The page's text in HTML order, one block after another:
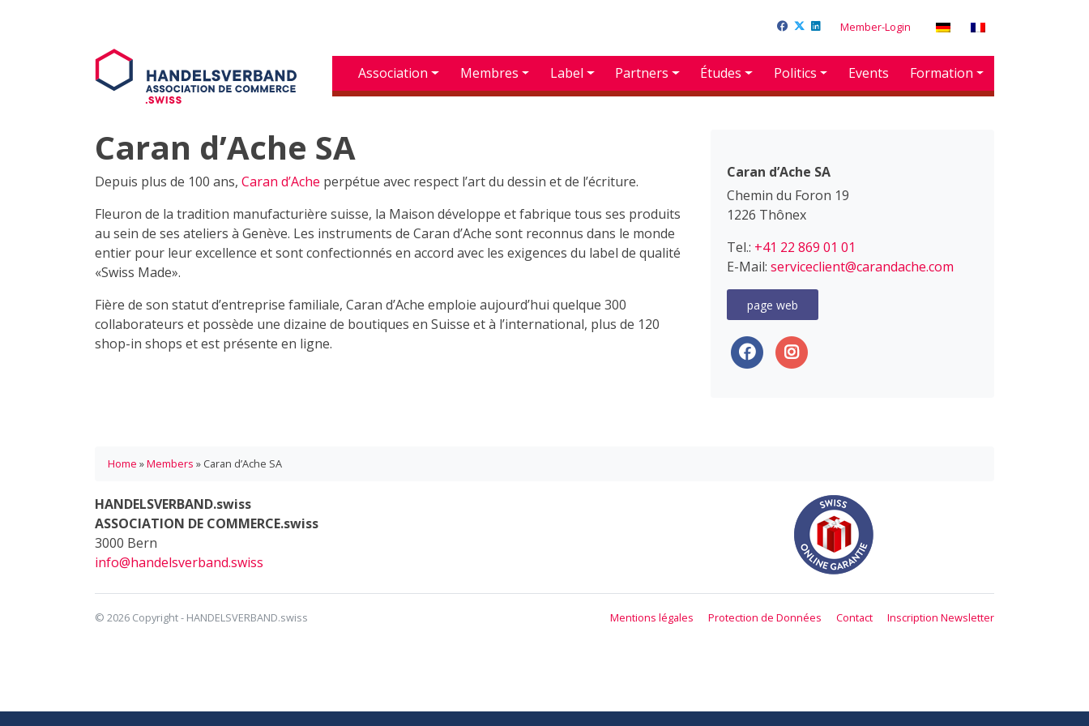
Member-Login
Association Membres Label Partners Études Politics Events Formation
Caran d’Ache SA
Depuis plus de 100 ans, Caran d’Ache perpétue avec respect l’art du dessin et de l’écriture.
Fleuron de la tradition manufacturière suisse, la Maison développe et fabrique tous ses produits
au sein de ses ateliers à Genève. Les instruments de Caran d’Ache sont reconnus dans le monde
entier pour leur excellence et sont confectionnés en accord avec les exigences du label de qualité
«Swiss Made».
Fière de son statut d’entreprise familiale, Caran d’Ache emploie aujourd’hui quelque 300
collaborateurs et possède une dizaine de boutiques en Suisse et à l’international, plus de 120
shop-in shops et est présente en ligne.
Caran d’Ache SA
Chemin du Foron 19
1226 Thônex
Tel.: +41 22 869 01 01
E-Mail: serviceclient@carandache.com
page web
Home »Members » Caran d’Ache SA
HANDELSVERBAND.swiss
ASSOCIATION DE COMMERCE.swiss
3000 Bern
info@handelsverband.swiss
© 2026 Copyright - HANDELSVERBAND.swiss Mentions légales Protection de Données Contact Inscription Newsletter